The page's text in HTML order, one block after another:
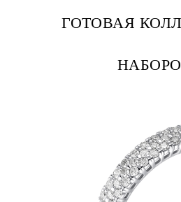
ГОТОВАЯ